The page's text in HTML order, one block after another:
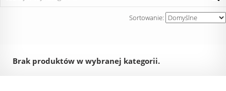
Sortowanie:
Brak produktów w wybranej kategorii.